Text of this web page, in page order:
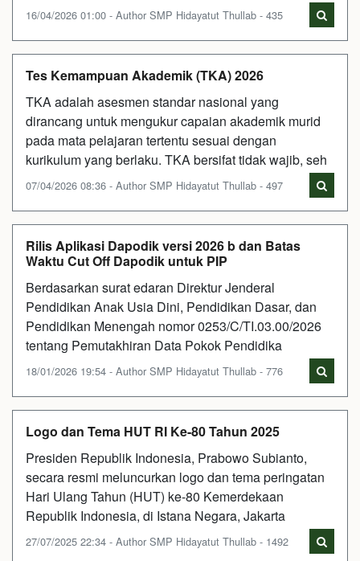
16/04/2026 01:00 - Author SMP Hidayatut Thullab - 435
Tes Kemampuan Akademik (TKA) 2026
TKA adalah asesmen standar nasional yang
dirancang untuk mengukur capaian akademik murid
pada mata pelajaran tertentu sesuai dengan
kurikulum yang berlaku. TKA bersifat tidak wajib, seh
07/04/2026 08:36 - Author SMP Hidayatut Thullab - 497
Rilis Aplikasi Dapodik versi 2026 b dan Batas
Waktu Cut Off Dapodik untuk PIP
Berdasarkan surat edaran Direktur Jenderal
Pendidikan Anak Usia Dini, Pendidikan Dasar, dan
Pendidikan Menengah nomor 0253/C/TI.03.00/2026
tentang Pemutakhiran Data Pokok Pendidika
18/01/2026 19:54 - Author SMP Hidayatut Thullab - 776
Logo dan Tema HUT RI Ke-80 Tahun 2025
Presiden Republik Indonesia, Prabowo Subianto,
secara resmi meluncurkan logo dan tema peringatan
Hari Ulang Tahun (HUT) ke-80 Kemerdekaan
Republik Indonesia, di Istana Negara, Jakarta
27/07/2025 22:34 - Author SMP Hidayatut Thullab - 1492